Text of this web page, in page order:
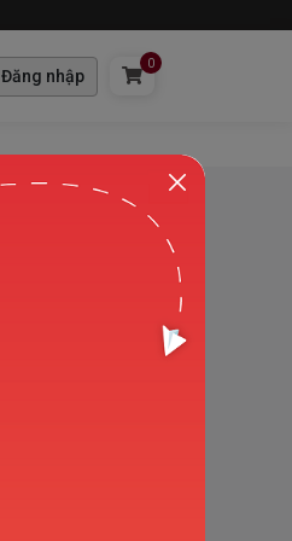
Đăng nhập
0